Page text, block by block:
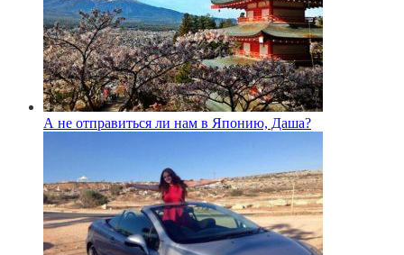
А не отправиться ли нам в Японию, Даша?